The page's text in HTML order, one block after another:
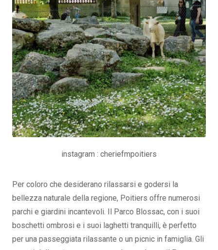
instagram : cheriefmpoitiers
Per coloro che desiderano rilassarsi e godersi la
bellezza naturale della regione, Poitiers offre numerosi
parchi e giardini incantevoli. Il Parco Blossac, con i suoi
boschetti ombrosi e i suoi laghetti tranquilli, è perfetto
per una passeggiata rilassante o un picnic in famiglia. Gli